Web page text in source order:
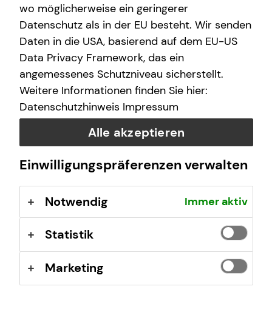
Donnerstag 11:30 - 15:00 Uhr
Freitag 09:30 - 19:00 Uhr
Selbstverständlich sind auch Termine außerhalb
dieser Geschäftszeiten auf Anfrage möglich.
Kontaktformular
Andreas Metze
wo möglicherweise ein geringerer
Datenschutz als in der EU besteht. Wir senden
Daten in die USA, basierend auf dem EU-US
Data Privacy Framework, das ein
angemessenes Schutzniveau sicherstellt.
Weitere Informationen finden Sie hier:
Datenschutzhinweis Impressum
Alle akzeptieren
Einwilligungspräferenzen verwalten
Notwendig Immer aktiv
Statistik
Marketing